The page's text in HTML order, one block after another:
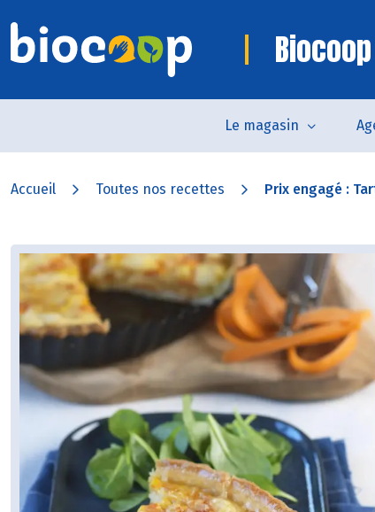
Le magasin
Accueil Toutes nos recettes Prix engagé :